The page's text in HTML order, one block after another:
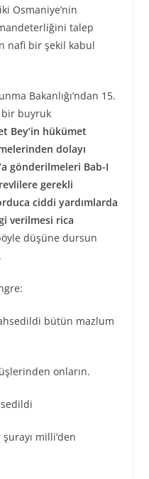
Osmaniye’nin
talep
nafi bir şekil kabul
Bakanlığı’ndan 15.
bir buyruk
Bey’in hükümet
dolayı
gönderilmeleri Bab-I
gerekli
ciddi yardımlarda
verilmesi rica
düşüne dursun
bütün mazlum
onların.
milli’den